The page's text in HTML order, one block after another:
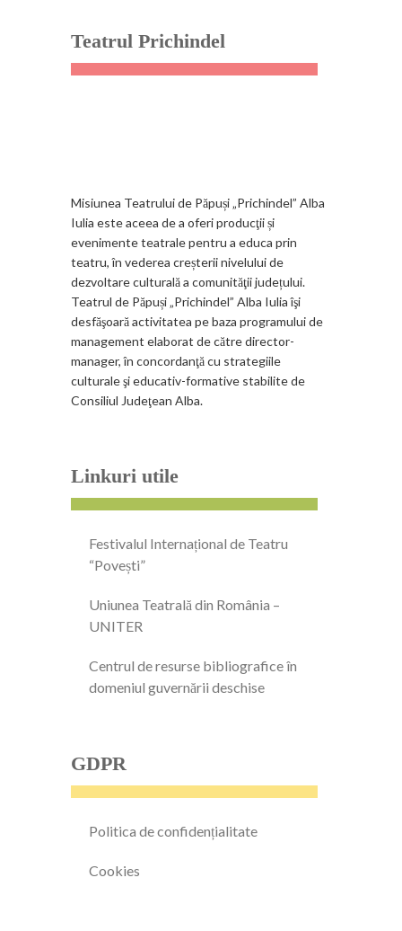
Teatrul Prichindel
Misiunea Teatrului de Păpuși „Prichindel” Alba
Iulia este aceea de a oferi producţii și
evenimente teatrale pentru a educa prin
teatru, în vederea creșterii nivelului de
dezvoltare culturală a comunităţii județului.
Teatrul de Păpuși „Prichindel” Alba Iulia îşi
desfăşoară activitatea pe baza programului de
management elaborat de către director-
manager, în concordanţă cu strategiile
culturale şi educativ-formative stabilite de
Consiliul Judeţean Alba.
Linkuri utile
Festivalul Internațional de Teatru
“Povești”
Uniunea Teatrală din România –
UNITER
Centrul de resurse bibliografice în
domeniul guvernării deschise
GDPR
Politica de confidențialitate
Cookies